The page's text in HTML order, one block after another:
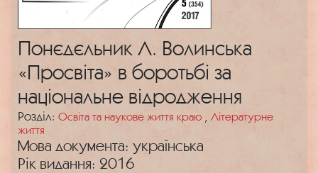
Понєдєльник Л. Волинська
«Просвіта» в боротьбі за
національне відродження
Розділ: Освіта та наукове життя краю
Літературне
життя
Мова документа: українська
Рік видання: 2016